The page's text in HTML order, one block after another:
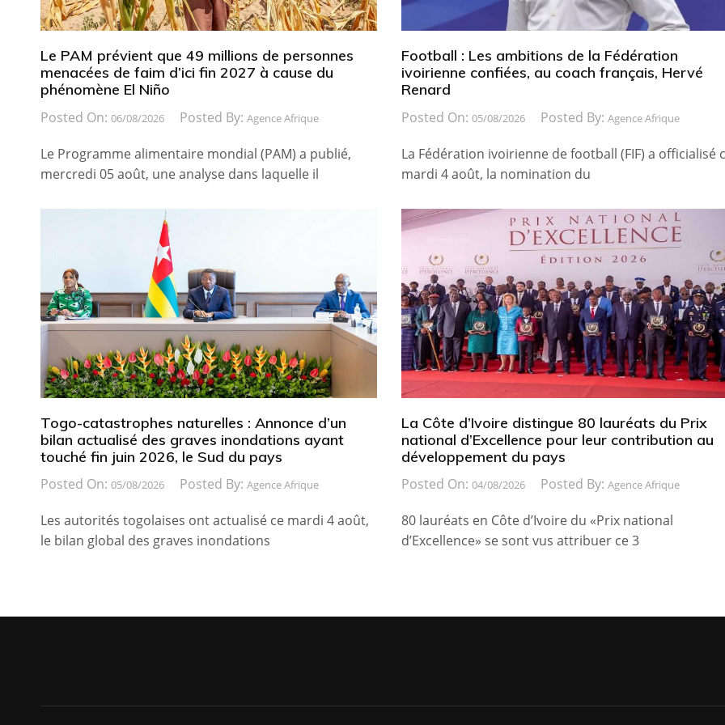
Le PAM prévient que 49 millions de personnes
menacées de faim d’ici fin 2027 à cause du
phénomène El Niño
Posted On: 06/08/2026 Posted By: Agence Afrique
Le Programme alimentaire mondial (PAM) a publié,
mercredi 05 août, une analyse dans laquelle il
Football : Les ambitions de la Fédération
ivoirienne confiées, au coach français, Hervé
Renard
Posted On: 05/08/2026 Posted By: Agence Afrique
La Fédération ivoirienne de football (FIF) a officialisé
mardi 4 août, la nomination du
Togo-catastrophes naturelles : Annonce d’un
bilan actualisé des graves inondations ayant
touché fin juin 2026, le Sud du pays
Posted On: 05/08/2026 Posted By: Agence Afrique
Les autorités togolaises ont actualisé ce mardi 4 août,
le bilan global des graves inondations
La Côte d’Ivoire distingue 80 lauréats du Prix
national d’Excellence pour leur contribution au
développement du pays
Posted On: 04/08/2026 Posted By: Agence Afrique
80 lauréats en Côte d’Ivoire du «Prix national
d’Excellence» se sont vus attribuer ce 3